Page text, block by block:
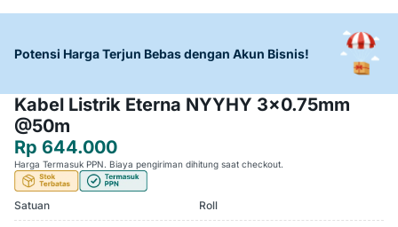
Potensi Harga Terjun Bebas dengan Akun Bisnis!
Kabel Listrik Eterna NYYHY 3x0.75mm
@50m
Rp 644.000
Harga Termasuk PPN. Biaya pengiriman dihitung saat checkout.
Satuan Roll